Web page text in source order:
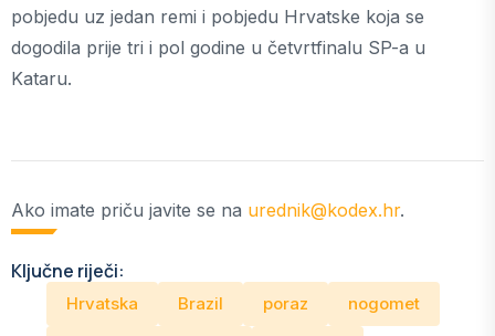
pobjedu uz jedan remi i pobjedu Hrvatske koja se
dogodila prije tri i pol godine u četvrtfinalu SP-a u
Kataru.
Ako imate priču javite se na urednik@kodex.hr.
Ključne riječi:
Hrvatska Brazil poraz nogomet